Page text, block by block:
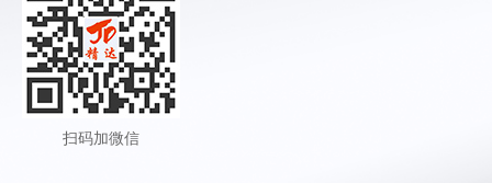
扫码加微信